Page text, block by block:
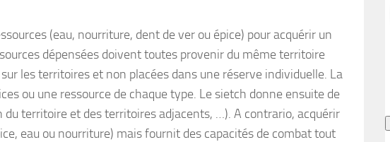
(eau, nourriture, dent de ver ou épice) pour acquérir un
dépensées doivent toutes provenir du même territoire
les territoires et non placées dans une réserve individuelle. La
ou une ressource de chaque type. Le sietch donne ensuite de
territoire et des territoires adjacents, …). A contrario, acquérir
eau ou nourriture) mais fournit des capacités de combat tout